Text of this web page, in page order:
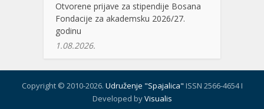
Otvorene prijave za stipendije Bosana
Fondacije za akademsku 2026/27.
godinu
1.08.2026.
Copyright © 2010-2026. Udruženje "Spajalica" ISSN 2566-4654 I
Developed byVisualis